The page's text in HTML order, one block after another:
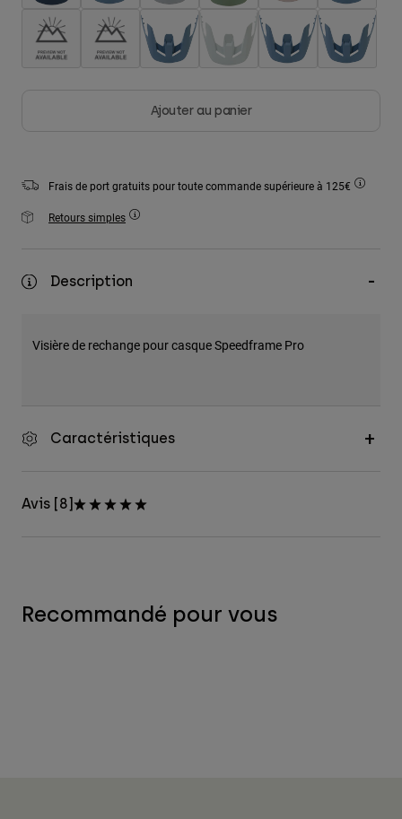
Accessoires
Tous les accessoires
Chapeaux et CasquettesAjouter au panier
Frais de port gratuits pour toute commande supérieure à 125€
Retours simples
Description
Visière de rechange pour casque Speedframe Pro
Caractéristiques
Avis [8]
Recommandé pour vous